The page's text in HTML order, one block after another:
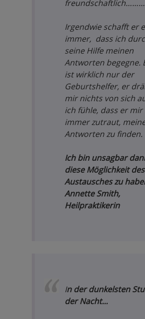
freundschaftlich………
Irgendwie schafft er
immer, dass ich
seine Hilfe meinen
Antworten begegne.
ist wirklich nur der
Geburtshelfer, er
mir nichts von sich
ich fühle, dass er mir
immer zutraut,
Antworten zu finden.
Ich bin unsagbar
diese Möglichkeit des
Austausches zu
Annette Smith,
Heilpraktikerin
In der dunkelsten
der Nacht...